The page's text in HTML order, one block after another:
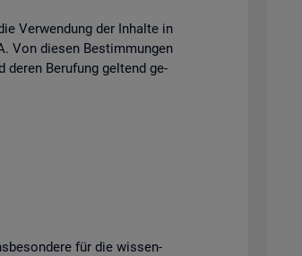
Ver­wen­dung der In­hal­te in
Von die­sen Be­stim­mun­gen
deren Be­ru­fung gel­tend ge­
für die wis­sen­